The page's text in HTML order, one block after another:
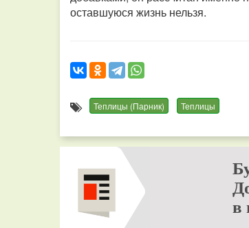
оставшуюся жизнь нельзя.
Теплицы (Парник) Теплицы
в